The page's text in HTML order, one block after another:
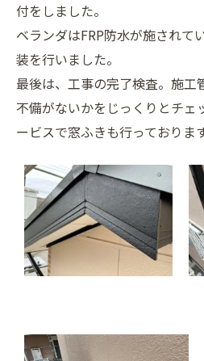
付をしました。
ベランダはFRP防水が施されて
装を行いました。
最後は、工事の完了検査。施工
不備がないかをじっくりとチェ
ービスで窓ふきも行っております